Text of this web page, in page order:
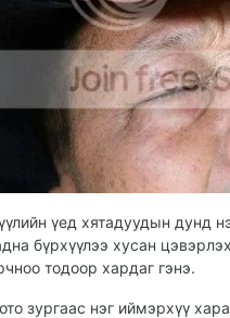
үед хятадуудын дунд
бүрхүүлээ хусан
тодоор хардаг гэнэ.
зургаас нэг иймэрхүү